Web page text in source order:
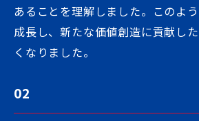
あることを理解しました。このよ
成長し、新たな価値創造に貢献し
くなりました。
02